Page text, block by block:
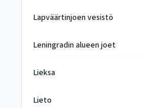
Lapväärtinjoen vesistö
Leningradin alueen joet
Lieksa
Lieto